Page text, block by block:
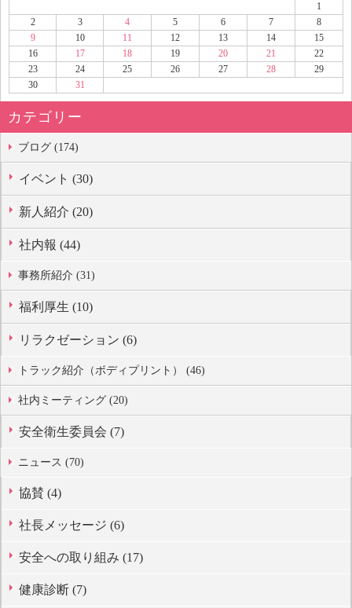
1
2
3 4 5 6 7
8
9
10 11 12 13 14
15
16
17 18 19 20 21
22
23
24 25 26 27 28
29
30
31
カテゴリー
ブログ (174)
イベント (30)
新人紹介 (20)
社内報 (44)
事務所紹介 (31)
福利厚生 (10)
リラクゼーション (6)
トラック紹介（ボディプリント） (46)
社内ミーティング (20)
安全衛生委員会 (7)
ニュース (70)
協賛 (4)
社長メッセージ (6)
安全への取り組み (17)
健康診断 (7)